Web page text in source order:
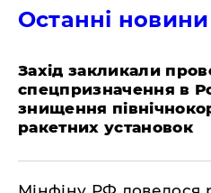
Останні новини
​Захід закликали
спецпризначення в
знищення
ракетних установок